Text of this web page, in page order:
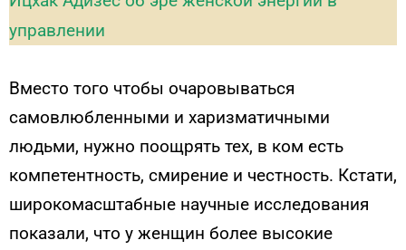
управлении
Вместо того чтобы очаровываться
самовлюбленными и харизматичными
людьми, нужно поощрять тех, в ком есть
компетентность, смирение и честность. Кстати,
широкомасштабные научные исследования
показали, что у женщин более высокие